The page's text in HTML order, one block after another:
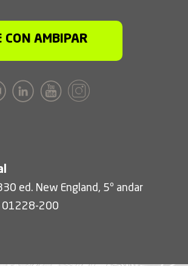
CON AMBIPAR
ed. New England, 5º andar
01228-200